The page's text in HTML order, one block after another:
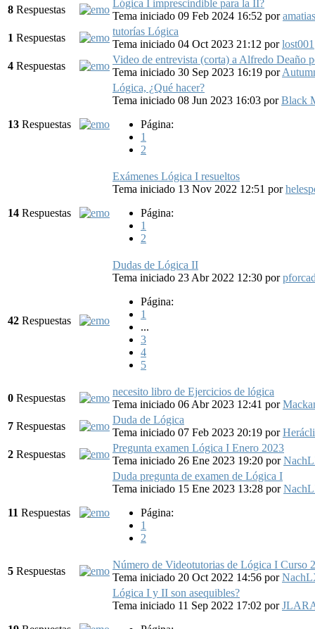
8 Respuestas
Lógica I imprescindible para la II?
Tema iniciado 09 Feb 2024 16:52 por
1 Respuestas
tutorías Lógica
Tema iniciado 04 Oct 2023 21:12 porlost001
4 Respuestas
Video de entrevista (corta) a Alfredo Deaño
Tema iniciado 30 Sep 2023 16:19 por
13 Respuestas
Lógica, ¿Qué hacer?
Tema iniciado 08 Jun 2023 16:03 porBlack
Página:
1
2
14 Respuestas
Exámenes Lógica I resueltos
Tema iniciado 13 Nov 2022 12:51 por
Página:
1
2
42 Respuestas
Dudas de Lógica II
Tema iniciado 23 Abr 2022 12:30 por
Página:
1
...
3
4
5
0 Respuestas
necesito libro de Ejercicios de lógica
Tema iniciado 06 Abr 2023 12:41 por
7 Respuestas
Duda de Lógica
Tema iniciado 07 Feb 2023 20:19 por
2 Respuestas
Pregunta examen Lógica I Enero 2023
Tema iniciado 26 Ene 2023 19:20 por
11 Respuestas
Duda pregunta de examen de Lógica I
Tema iniciado 15 Ene 2023 13:28 por
Página:
1
2
5 Respuestas
Número de Videotutorias de Lógica I Curso
Tema iniciado 20 Oct 2022 14:56 por
Lógica I y II son asequibles?
Tema iniciado 11 Sep 2022 17:02 por